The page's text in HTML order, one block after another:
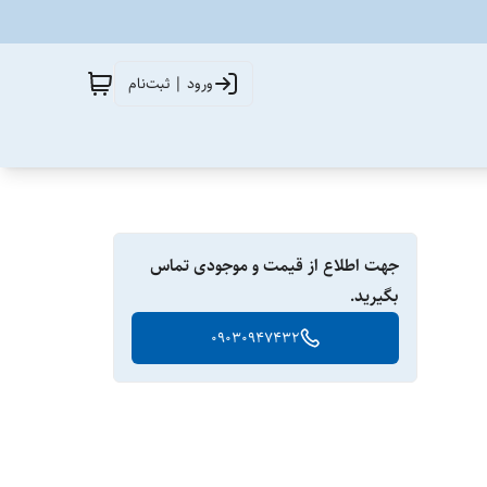
ورود | ثبت‌نام
جهت اطلاع از قیمت و موجودی تماس
بگیرید.
09030947432